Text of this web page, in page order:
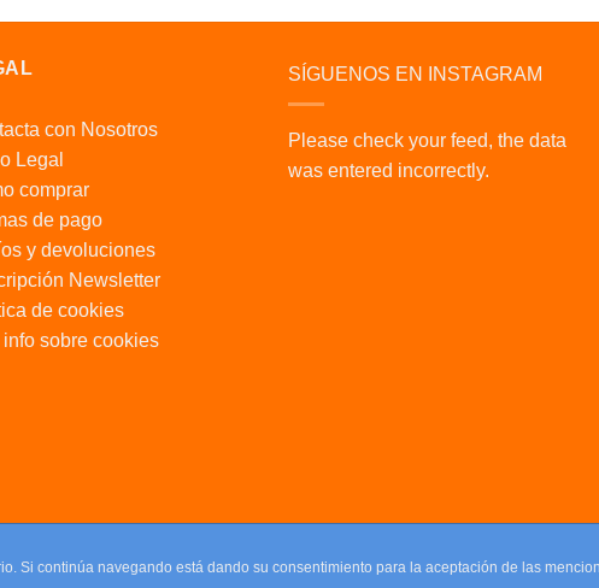
con Nosotros
Legal
comprar
de pago
y devoluciones
Newsletter
de cookies
info sobre cookies
SÍGUENOS EN INSTAGRAM
Please check your feed, the data
was entered incorrectly.
Si continúa navegando está dando su consentimiento para la aceptación de las